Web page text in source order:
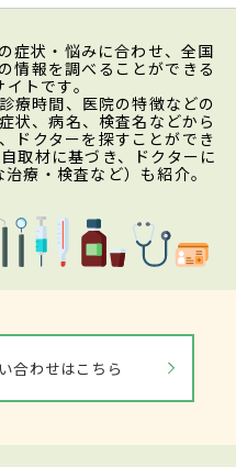
症状・悩みに合わせ、全国
情報を調べることができる
トです。
療時間、医院の特徴などの
状、病名、検査名などから
ドクターを探すことができ
取材に基づき、ドクターに
療・検査など）も紹介。
合わせはこちら